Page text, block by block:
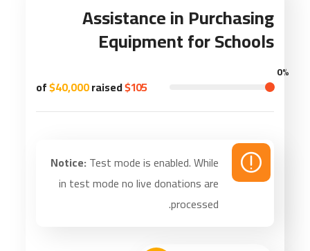
Assistance in Purchasing
Equipment for Schools
$105
of
$40,000raised
0%
Notice:Test mode is enabled. While
in test mode no live donations are
processed.